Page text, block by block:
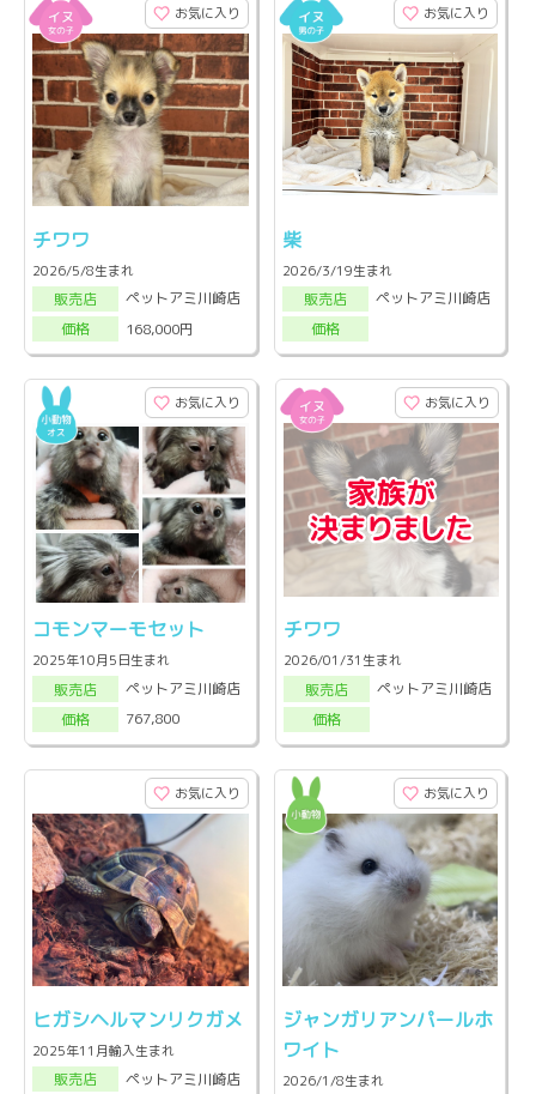
お気に入り
チワワ
2026/5/8生まれ
販売店
ペットアミ川崎店
価格
168,000円
お気に入り
柴
2026/3/19生まれ
販売店
ペットアミ川崎店
価格
お気に入り
コモンマーモセット
2025年10月5日生まれ
販売店
ペットアミ川崎店
価格
767,800
お気に入り
チワワ
2026/01/31生まれ
販売店
ペットアミ川崎店
価格
お気に入り
ヒガシヘルマンリクガメ
2025年11月輸入生まれ
販売店
ペットアミ川崎店
お気に入り
ジャンガリアンパールホ
ワイト
2026/1/8生まれ